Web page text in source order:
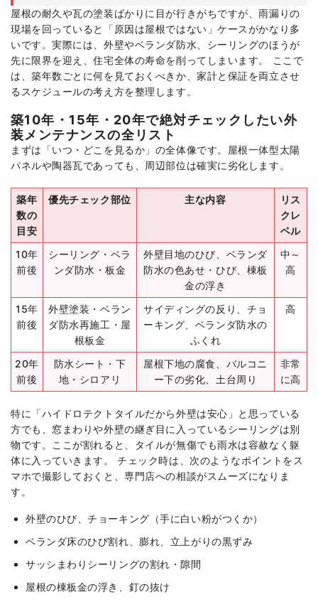
屋根の耐久や瓦の塗装ばかりに目が行きがちですが、雨漏りの
現場を回っていると「原因は屋根ではない」ケースがかなり多
いです。実際には、外壁やベランダ防水、シーリングのほうが
先に限界を迎え、住宅全体の寿命を削ってしまいます。 ここで
は、築年数ごとに何を見ておくべきか、家計と保証を両立させ
るスケジュールの考え方を整理します。
築10年・15年・20年で絶対チェックしたい外
装メンテナンスの全リスト
まずは「いつ・どこを見るか」の全体像です。屋根一体型太陽
パネルや陶器瓦であっても、周辺部位は確実に劣化します。
築年
数の
目安
優先チェック部位 主な内容
リス
クレ
ベル
10年
前後
シーリング・ベラ
ンダ防水・板金
外壁目地のひび、ベランダ
防水の色あせ・ひび、棟板
金の浮き
中～
高
15年
前後
外壁塗装・ベラン
ダ防水再施工・屋
根板金
サイディングの反り、チョ
ーキング、ベランダ防水の
ふくれ
高
20年
前後
防水シート・下
地・シロアリ
屋根下地の腐食、バルコニ
ー下の劣化、土台周り
非常
に高
特に「ハイドロテクトタイルだから外壁は安心」と思っている
方でも、窓まわりや外壁の継ぎ目に入っているシーリングは別
物です。ここが割れると、タイルが無傷でも雨水は容赦なく躯
体に入っていきます。 チェック時は、次のようなポイントをス
マホで撮影しておくと、専門店への相談がスムーズになりま
す。
外壁のひび、チョーキング（手に白い粉がつくか）
ベランダ床のひび割れ、膨れ、立上がりの黒ずみ
サッシまわりシーリングの割れ・隙間
屋根の棟板金の浮き、釘の抜け